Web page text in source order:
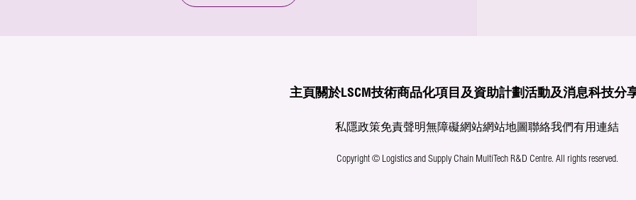
主頁關於LSCM技術商品化項目及資助計劃活動及消息科技分
私隱政策免責聲明無障礙網站網站地圖聯絡我們有用連結
Copyright © Logistics and Supply Chain MultiTech R&D Centre. All rights reserved.